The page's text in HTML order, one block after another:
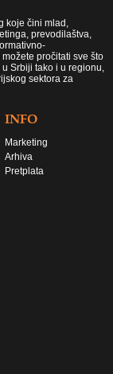
koje čini mlad,
prevodilaštva,
pročitati sve što
Srbiji tako i u regionu,
sektora za
INFO
Marketing
Arhiva
Pretplata